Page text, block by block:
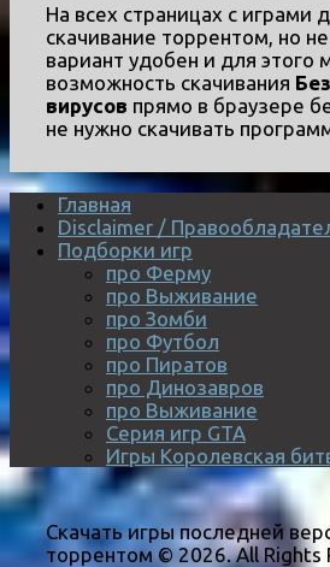
На всех страницах с играми
скачивание торрентом, но
вариант удобен и для этого
возможность скачивания
вирусов прямо в браузере
не нужно скачивать
Главная
Disclaimer /
Подборки игр
про Ферму
про Выживание
про Зомби
про Футбол
про Пиратов
про Динозавров
про Выживание
Серия игр GTA
Игры Королевская
Скачать игры последней
торрентом © 2026. All Rights